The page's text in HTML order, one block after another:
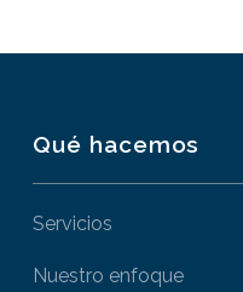
Qué hacemos
Servicios
Nuestro enfoque